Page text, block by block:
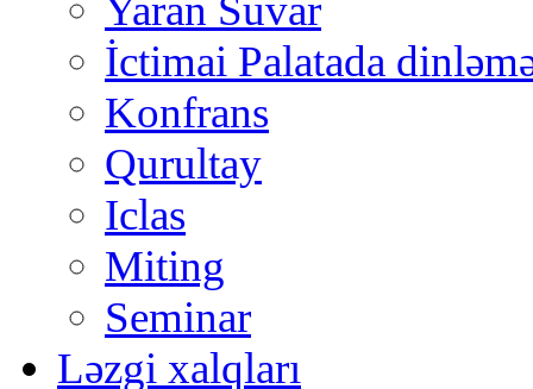
Yaran Suvar
İctimai Palatada
Konfrans
Qurultay
Iclas
Miting
Seminar
Ləzgi xalqları